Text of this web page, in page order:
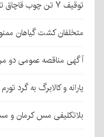
توقیف ۷ تن چوب قاچاق تاغ در رفسنجان
متخلفان کشت گیاهان
آگهی مناقصه عمومی دو مرحله‌ای به
یارانه و کالابرگ به گرد
بلاتکلیفی مس کرمان